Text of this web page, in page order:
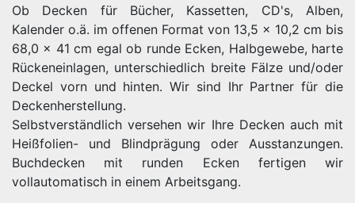
Ob Decken für Bücher, Kassetten, CD's, Alben,
Kalender o.ä. im offenen Format von 13,5 x 10,2 cm bis
68,0 x 41 cm egal ob runde Ecken, Halbgewebe, harte
Rückeneinlagen, unterschiedlich breite Fälze und/oder
Deckel vorn und hinten. Wir sind Ihr Partner für die
Deckenherstellung.
Selbstverständlich versehen wir Ihre Decken auch mit
Heißfolien- und Blindprägung oder Ausstanzungen.
Buchdecken mit runden Ecken fertigen wir
vollautomatisch in einem Arbeitsgang.